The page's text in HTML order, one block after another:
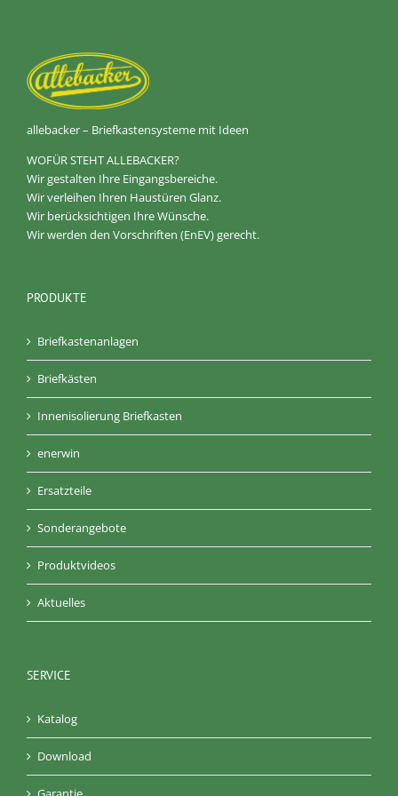
allebacker – Briefkastensysteme mit Ideen
WOFÜR STEHT ALLEBACKER?
Wir gestalten Ihre Eingangsbereiche.
Wir verleihen Ihren Haustüren Glanz.
Wir berücksichtigen Ihre Wünsche.
Wir werden den Vorschriften (EnEV) gerecht.
PRODUKTE
Briefkastenanlagen
Briefkästen
Innenisolierung Briefkasten
enerwin
Ersatzteile
Sonderangebote
Produktvideos
Aktuelles
SERVICE
Katalog
Download